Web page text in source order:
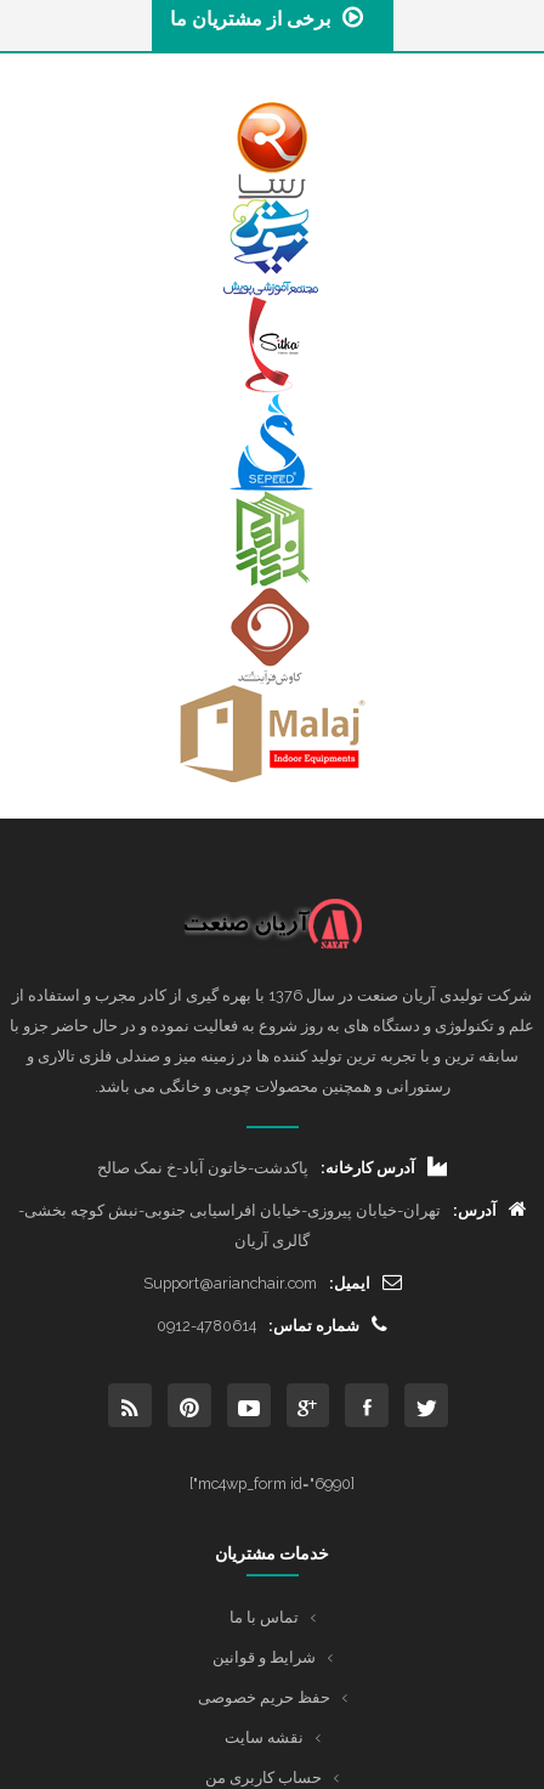
برخی از مشتریان ما
شرکت تولیدی آریان صنعت در سال 1376 با بهره گیری از کادر مجرب و استفاده از
علم و تکنولوژی و دستگاه های به روز شروع به فعالیت نموده و در حال حاضر جزو با
سابقه ترین و با تجربه ترین تولید کننده ها در زمینه میز و صندلی فلزی تالاری و
رستورانی و همچنین محصولات چوبی و خانگی می باشد.
آدرس کارخانه: پاکدشت-خاتون آباد-خ نمک صالح
آدرس:
تهران-خیابان پیروزی-خیابان افراسیابی جنوبی-نبش کوچه بخشی-
گالری آریان
ایمیل: Support@arianchair.com
شماره تماس: 0912-4780614
[mc4wp_form id="6990"]
خدمات مشتریان
تماس با ما
شرایط و قوانین
حفظ حریم خصوصی
نقشه سایت
حساب کاربری من